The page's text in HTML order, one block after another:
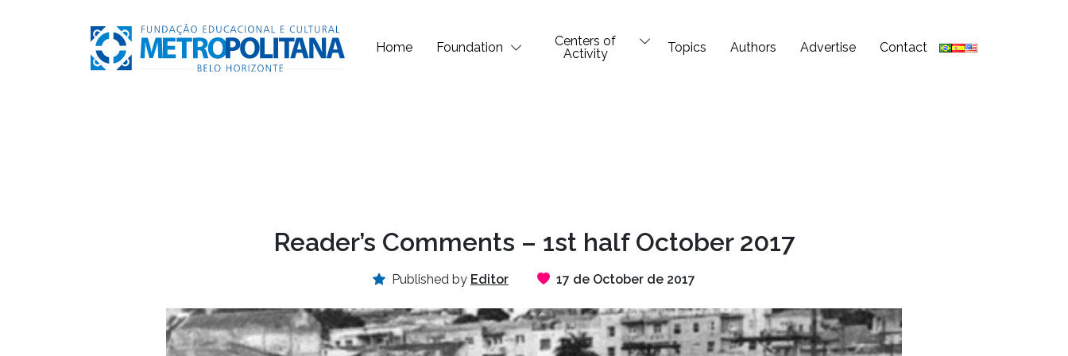
Home Foundation
Centers of
Activity
Topics Authors Advertise Contact
Reader’s Comments – 1st half October 2017
Published by Editor 17 de October de 2017